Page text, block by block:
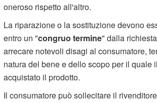
oneroso rispetto all'altro.
La riparazione o la sostituzione devono
entro un "congruo termine" dalla
arrecare notevoli disagi al consumatore,
natura del bene e dello scopo per il quale
acquistato il prodotto.
Il consumatore può sollecitare il